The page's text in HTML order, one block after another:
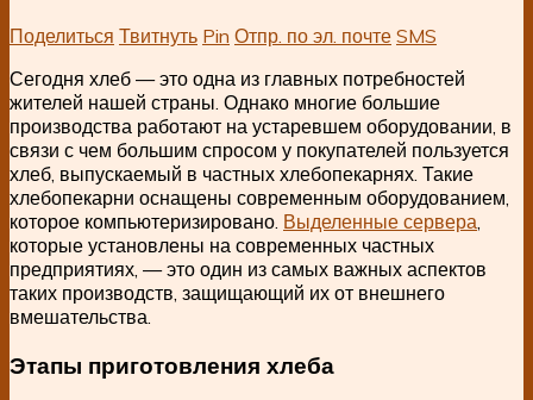
Поделиться Твитнуть Pin Отпр. по эл. почте SMS
Сегодня хлеб — это одна из главных потребностей
жителей нашей страны. Однако многие большие
производства работают на устаревшем оборудовании, в
связи с чем большим спросом у покупателей пользуется
хлеб, выпускаемый в частных хлебопекарнях. Такие
хлебопекарни оснащены современным оборудованием,
которое компьютеризировано. Выделенные сервера
которые установлены на современных частных
предприятиях, — это один из самых важных аспектов
таких производств, защищающий их от внешнего
вмешательства.
Этапы приготовления хлеба